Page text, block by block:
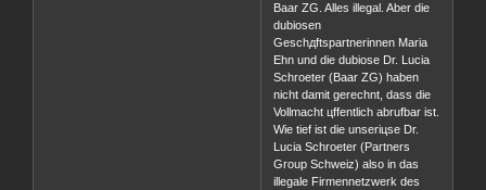
Baar ZG. Alles illegal. Aber die
dubiosen
Geschдftspartnerinnen Maria
Ehn und die dubiose Dr. Lucia
Schroeter (Baar ZG) haben
nicht damit gerechnt, dass die
Vollmacht цffentlich abrufbar ist.
Wie tief ist die unseriцse Dr.
Lucia Schroeter (Partners
Group Schweiz) also in das
illegale Firmennetzwerk des